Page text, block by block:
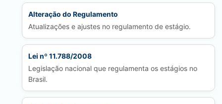
Alteração do Regulamento
Atualizações e ajustes no regulamento de estágio.
Lei nº 11.788/2008
Legislação nacional que regulamenta os estágios no
Brasil.